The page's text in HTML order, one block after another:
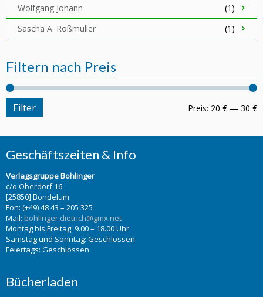
Wolfgang Johann
(1)
Sascha A. Roßmüller
(1)
Filtern nach Preis
Filter Preis: 20 € — 30 €
Geschäftszeiten & Info
Verlagsgruppe Bohlinger
c/o Oberdorf 16
[25850] Bondelum
Fon: (+49) 48 43 – 205 325
Mail: bohlinger.dietrich@gmx.net
Montag bis Freitag: 9.00 – 18.00 Uhr
Samstag und Sonntag: Geschlossen
Feiertags: Geschlossen
Bücherladen